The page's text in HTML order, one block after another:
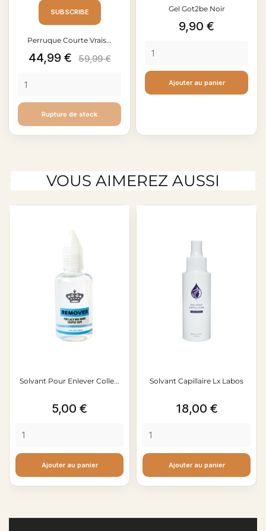
SUBSCRIBE
Perruque Courte Vrais...
Prix
44,99 € Prix
59,99 €
Rupture de stock
Gel Got2be Noir
Prix
9,90 €
Ajouter au panier
VOUS AIMEREZ AUSSI
Solvant Pour Enlever Colle...
Prix
5,00 €
Ajouter au panier
Solvant Capillaire Lx Labos
Prix
18,00 €
Ajouter au panier